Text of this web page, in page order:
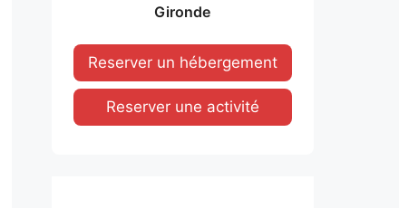
Gironde
Reserver un hébergement
Reserver une activité